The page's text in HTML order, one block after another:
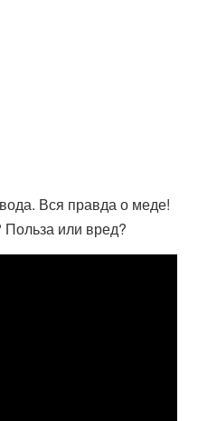
Вся правда о меде!
Польза или вред?